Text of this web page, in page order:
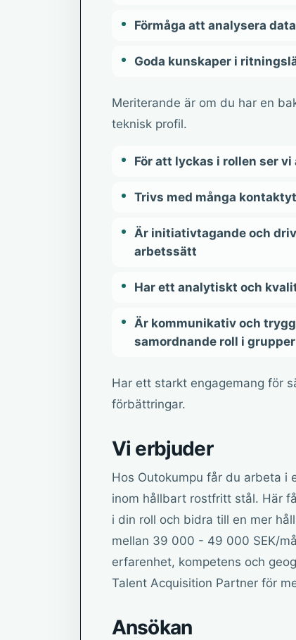
Förmåga att analysera
Goda kunskaper i
Meriterande är om du har en
teknisk profil.
För att lyckas i rollen ser vi
Trivs med många
Är initiativtagande och
arbetssätt
Har ett analytiskt och
Är kommunikativ och
samordnande roll i grupper
Har ett starkt engagemang för
förbättringar.
Vi erbjuder
Hos Outokumpu får du arbeta i
inom hållbart rostfritt stål. Här
i din roll och bidra till en mer
mellan 39 000 - 49 000 SEK/
erfarenhet, kompetens och
Talent Acquisition Partner för
Ansökan